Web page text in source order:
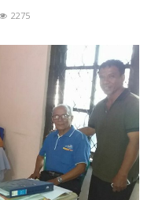
2275